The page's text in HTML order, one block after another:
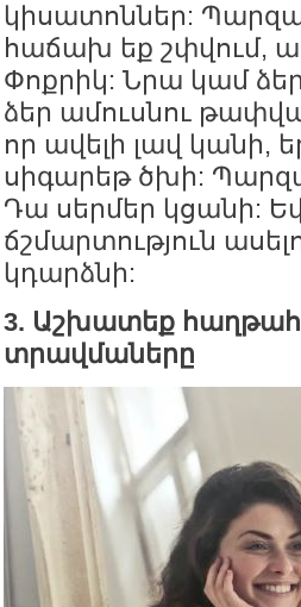
կիսատոններ:
հաճախ եք շփվում,
Փոքրիկ: Նրա կամ
ձեր ամուսնու
որ ավելի լավ կանի,
սիգարեթ ծխի:
Դա սերմեր կցանի:
ճշմարտություն
կդարձնի:
3. Աշխատեք
տրավմաները